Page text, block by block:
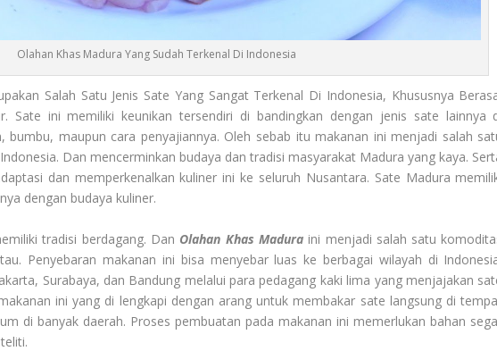
Olahan Khas Madura Yang Sudah Terkenal Di Indonesia
Salah Satu Jenis Sate Yang Sangat Terkenal Di Indonesia, Khususnya
Sate ini memiliki keunikan tersendiri di bandingkan dengan jenis sate lainnya
bumbu, maupun cara penyajiannya. Oleh sebab itu makanan ini menjadi salah
Dan mencerminkan budaya dan tradisi masyarakat Madura yang kaya.
dan memperkenalkan kuliner ini ke seluruh Nusantara. Sate Madura
dengan budaya kuliner.
tradisi berdagang. Dan Olahan Khas Maduraini menjadi salah satu
Penyebaran makanan ini bisa menyebar luas ke berbagai wilayah di
Surabaya, dan Bandung melalui para pedagang kaki lima yang menjajakan
ini yang di lengkapi dengan arang untuk membakar sate langsung di
di banyak daerah. Proses pembuatan pada makanan ini memerlukan bahan